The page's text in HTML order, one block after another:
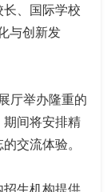
、国际学校
与创新发
厅举办隆重的
期间将安排精
交流体验。
招生机构提供